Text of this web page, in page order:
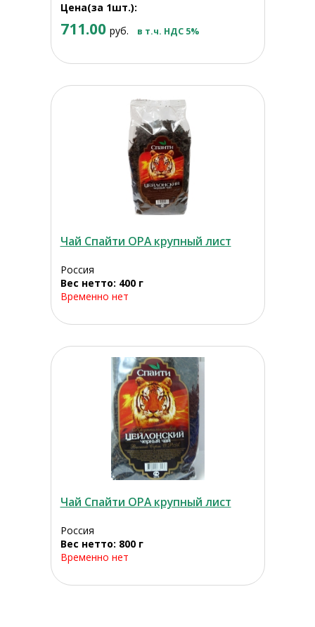
Цена(за 1шт.):
711.00 руб. в т.ч. НДС 5%
Чай Спайти ОРА крупный лист
Россия
Вес нетто: 400 г
Временно нет
Чай Спайти ОРА крупный лист
Россия
Вес нетто: 800 г
Временно нет